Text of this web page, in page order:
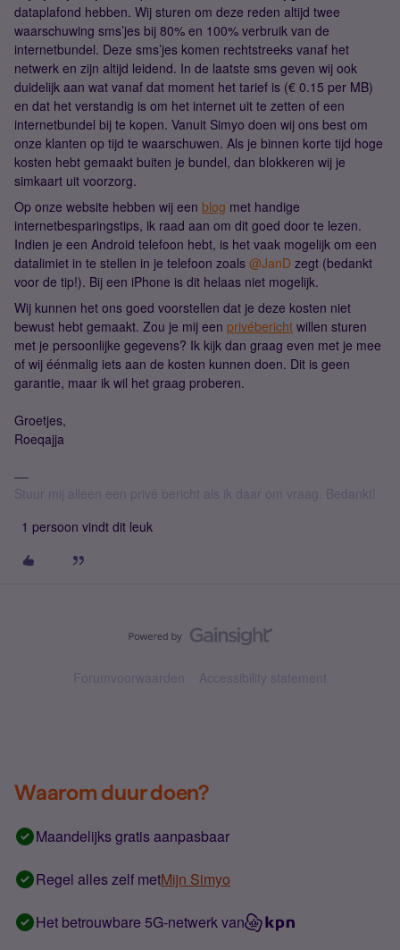
dataplafond hebben. Wij sturen om deze reden altijd twee
waarschuwing sms’jes bij 80% en 100% verbruik van de
internetbundel. Deze sms’jes komen rechtstreeks vanaf het
netwerk en zijn altijd leidend. In de laatste sms geven wij ook
duidelijk aan wat vanaf dat moment het tarief is (€ 0.15 per MB)
en dat het verstandig is om het internet uit te zetten of een
internetbundel bij te kopen. Vanuit Simyo doen wij ons best om
onze klanten op tijd te waarschuwen. Als je binnen korte tijd hoge
kosten hebt gemaakt buiten je bundel, dan blokkeren wij je
simkaart uit voorzorg.
Op onze website hebben wij een blog met handige
internetbesparingstips, ik raad aan om dit goed door te lezen.
Indien je een Android telefoon hebt, is het vaak mogelijk om een
datalimiet in te stellen in je telefoon zoals @JanD zegt (bedankt
voor de tip!). Bij een iPhone is dit helaas niet mogelijk.
Wij kunnen het ons goed voorstellen dat je deze kosten niet
bewust hebt gemaakt. Zou je mij een privébericht willen sturen
met je persoonlijke gegevens? Ik kijk dan graag even met je mee
of wij éénmalig iets aan de kosten kunnen doen. Dit is geen
garantie, maar ik wil het graag proberen.
Groetjes,
Roeqajja
Stuur mij alleen een privé bericht als ik daar om vraag. Bedankt!
1 persoon vindt dit leuk
Forumvoorwaarden Accessibility statement
Waarom duur doen?
Maandelijks gratis aanpasbaar
Regel alles zelf metMijn Simyo
Het betrouwbare 5G-netwerk van